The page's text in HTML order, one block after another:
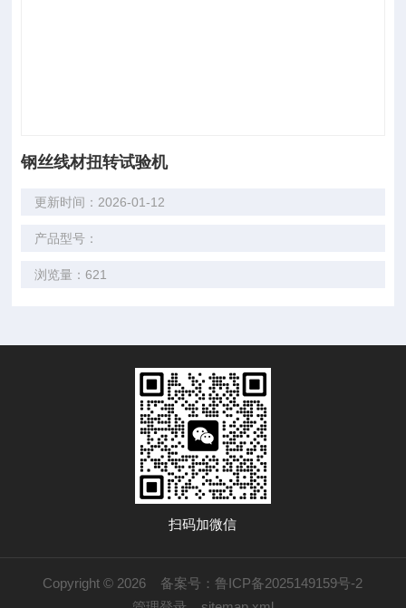
钢丝线材扭转试验机
更新时间：2026-01-12
产品型号：
浏览量：621
扫码加微信
Copyright © 2026 备案号：鲁ICP备2025149159号-2